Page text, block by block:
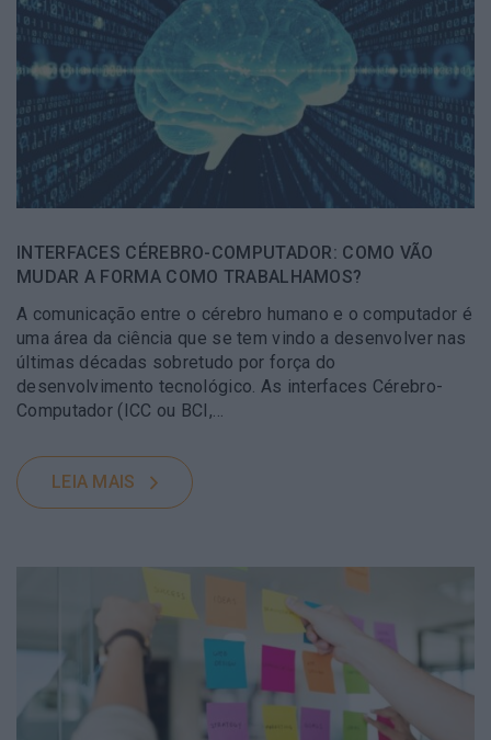
INTERFACES CÉREBRO-COMPUTADOR: COMO VÃO
MUDAR A FORMA COMO TRABALHAMOS?
A comunicação entre o cérebro humano e o computador é
uma área da ciência que se tem vindo a desenvolver nas
últimas décadas sobretudo por força do
desenvolvimento tecnológico. As interfaces Cérebro-
Computador (ICC ou BCI,…
LEIA MAIS